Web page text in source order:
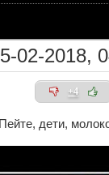
02-2018,
+4
Пейте, дети,